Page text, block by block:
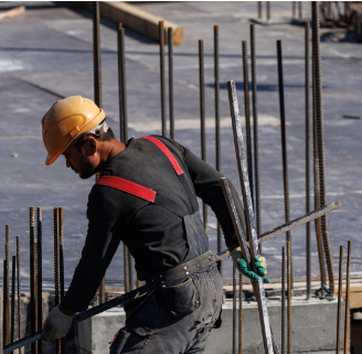
до квартиры и Face
ключа: какой будет
в ЖК «Нова»
Опыт
природе,
с